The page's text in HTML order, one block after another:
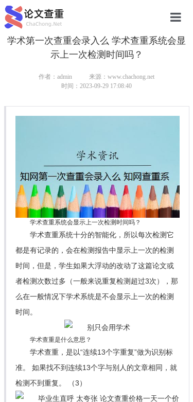
网站首页
本科论文
博士论文
学术第一次查重会录入么 学术查重系统会显
示上一次检测时间吗？
作者：admin
来源：www.chachong.net
时间：2023-09-29 17:08:40
学术查重系统会显示上一次检测时间吗？
学术查重系统十分的智能化，所以每次检测它
都是有记录的，会在检测报告中显示上一次的检测
时间，但是，学生如果大浮动的改动了这篇论文或
者检测次数过多（一般来说重复检测超过3次），那
么在一般情况下学术系统是不会显示上一次的检测
时间。
学术查重是什么意思？
学术查重，是以“连续13个字重复”做为识别标
准。 如果找不到连续13个字与别人的文章相同，就
检测不到重复。 （3）